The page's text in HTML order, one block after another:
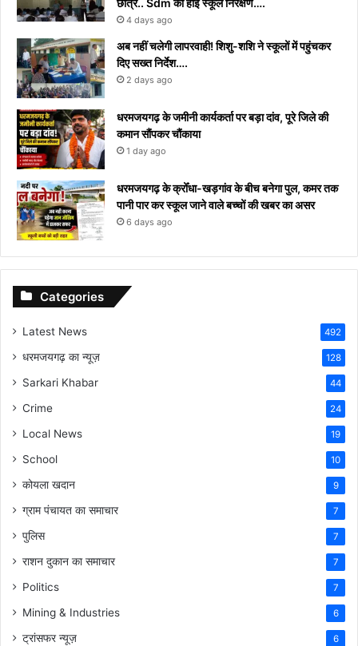
छात्र.. Sdm का हाई स्कूल निरक्षण….
4 days ago
अब नहीं चलेगी लापरवाही! शिशु-शशि ने स्कूलों में पहुंचकर
दिए सख्त निर्देश….
2 days ago
धरमजयगढ़ के जमीनी कार्यकर्ता पर बड़ा दांव, पूरे जिले की
कमान सौंपकर चौंकाया
1 day ago
धरमजयगढ़ के क्रोँधा-खड़गांव ​के बीच बनेगा पुल, कमर तक
पानी पार कर स्कूल जाने वाले बच्चों की खबर का असर​
6 days ago
Categories
Latest News 492
धरमजयगढ़ का न्यूज़ 128
Sarkari Khabar 44
Crime 24
Local News 19
School 10
कोयला खदान 9
ग्राम पंचायत का समाचार 7
पुलिस 7
राशन दुकान का समाचार 7
Politics 7
Mining & Industries 6
ट्रांसफर न्यूज़ 6